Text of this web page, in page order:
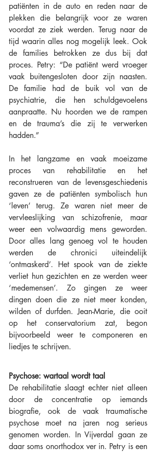
patiënten in de auto en reden naar de
plekken die belangrijk voor ze waren
voordat ze ziek werden. Terug naar de
tijd waarin alles nog mogelijk leek. Ook
de families betrokken ze dus bij dat
proces. Petry: “De patiënt werd vroeger
vaak buitengesloten door zijn naasten.
De familie had de buik vol van de
psychiatrie, die hen schuldgevoelens
aanpraatte. Nu hoorden we de rampen
en de trauma’s die zij te verwerken
hadden.”
In het langzame en vaak moeizame
proces van rehabilitatie en het
reconstrueren van de levensgeschiedenis
gaven ze de patiënten symbolisch hun
‘leven’ terug. Ze waren niet meer de
vervleeslijking van schizofrenie, maar
weer een volwaardig mens geworden.
Door alles lang genoeg vol te houden
werden de chronici uiteindelijk
‘ontmaskerd’. Het spook van de ziekte
verliet hun gezichten en ze werden weer
‘medemensen’. Zo gingen ze weer
dingen doen die ze niet meer konden,
wilden of durfden. Jean-Marie, die ooit
op het conservatorium zat, begon
bijvoorbeeld weer te componeren en
liedjes te schrijven.
Psychose: wartaal wordt taal
De rehabilitatie slaagt echter niet alleen
door de concentratie op iemands
biografie, ook de vaak traumatische
psychose moet na jaren nog serieus
genomen worden. In Vijverdal gaan ze
daar soms onorthodox ver in. Petry is een